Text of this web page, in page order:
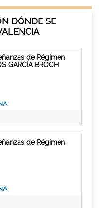
DÓNDE SE
de Régimen
GARCÍA BROCH
de Régimen